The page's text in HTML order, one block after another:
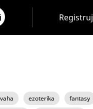
Registruj
ezoterika
fantasy